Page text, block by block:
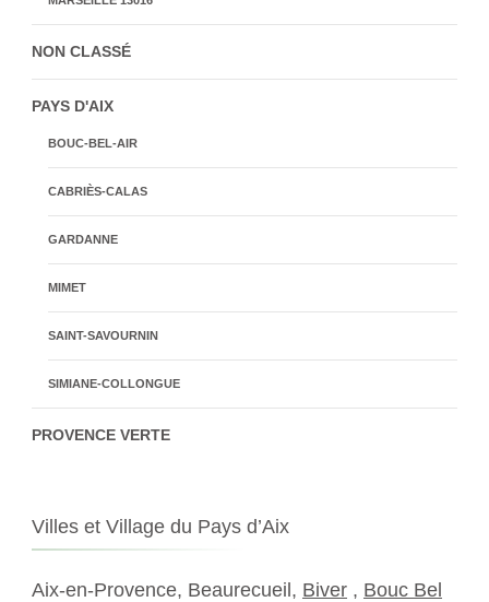
NON CLASSÉ
PAYS D'AIX
BOUC-BEL-AIR
CABRIÈS-CALAS
GARDANNE
MIMET
SAINT-SAVOURNIN
SIMIANE-COLLONGUE
PROVENCE VERTE
Villes et Village du Pays d’Aix
Aix-en-Provence, Beaurecueil, Biver , Bouc Bel